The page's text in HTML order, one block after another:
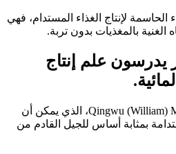
الحاسمة لإنتاج الغذاء المستدام، فهي
الغنية بالمغذيات بدون تربة.
يدرسون علم إنتاج
وقد استعانت الجامعة بQingwu (William) Meng، الذي يمكن أن
بمثابة أساس للجيل القادم من